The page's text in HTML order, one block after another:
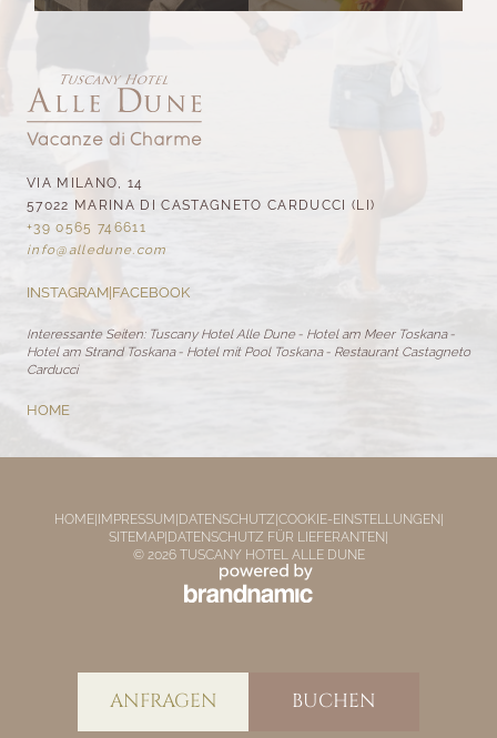
VIA MILANO, 14
57022 MARINA DI CASTAGNETO CARDUCCI (LI)
+39 0565 746611
info@alledune. com
INSTAGRAM|FACEBOOK
Interessante Seiten: Tuscany Hotel Alle Dune - Hotel am Meer Toskana -
Hotel am Strand Toskana - Hotel mit Pool Toskana - Restaurant Castagneto
Carducci
HOME
HOME| IMPRESSUM DATENSCHUTZ COOKIE-EINSTELLUNGEN
SITEMAP DATENSCHUTZ FÜR LIEFERANTEN
© 2026 TUSCANY HOTEL ALLE DUNE
BUCHEN
ANFRAGEN